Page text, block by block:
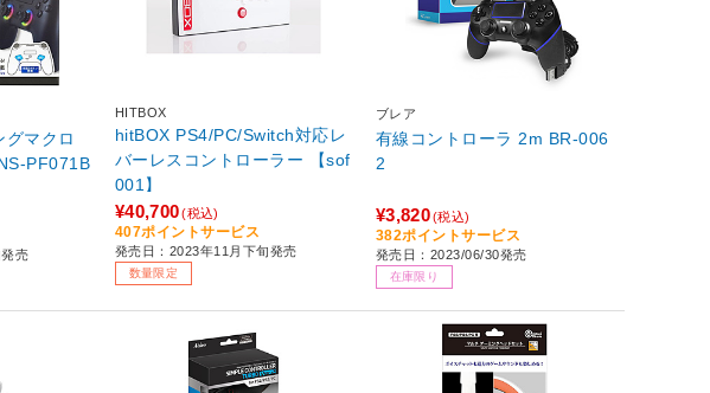
グマクロ
PF071B
売
HITBOX
hitBOX PS4/PC/Switch対応レ
バーレスコントローラー 【sof
001】
¥40,700(税込)
407ポイントサービス
発売日：2023年11月下旬発売
数量限定
ブレア
有線コントローラ 2m BR-006
2
¥3,820(税込)
382ポイントサービス
発売日：2023/06/30発売
在庫限り